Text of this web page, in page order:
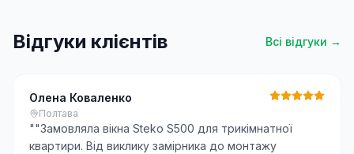
Відгуки клієнтів Всі відгуки →
Олена Коваленко
Полтава
""Замовляла вікна Steko S500 для трикімнатної
квартири. Від виклику замірника до монтажу